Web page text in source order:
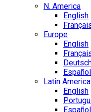
N. America
English
Europe
English
Español
Latin America
English
Español